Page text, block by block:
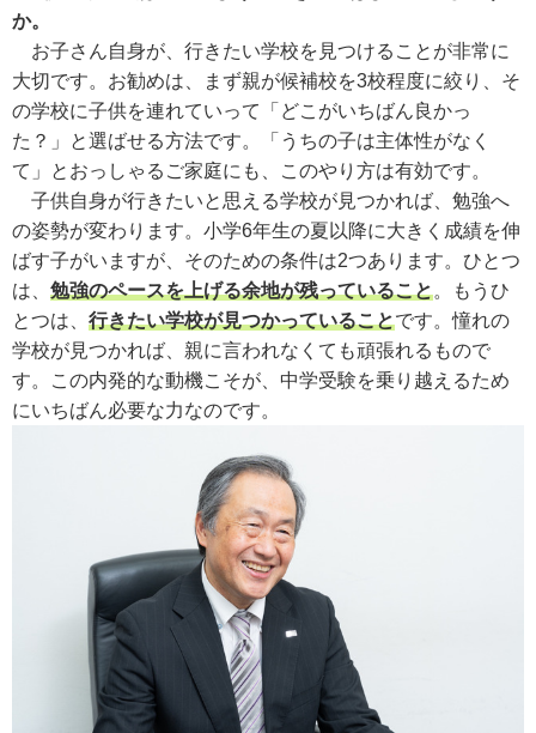
か。
お子さん自身が、行きたい学校を見つけることが非常に
大切です。お勧めは、まず親が候補校を3校程度に絞り、そ
の学校に子供を連れていって「どこがいちばん良かっ
た？」と選ばせる方法です。「うちの子は主体性がなく
て」とおっしゃるご家庭にも、このやり方は有効です。
子供自身が行きたいと思える学校が見つかれば、勉強へ
の姿勢が変わります。小学6年生の夏以降に大きく成績を伸
ばす子がいますが、そのための条件は2つあります。ひとつ
は、 勉強のペースを上げる余地が残っていること。もうひ
とつは、 行きたい学校が見つかっていることです。憧れの
学校が見つかれば、親に言われなくても頑張れるもので
す。この内発的な動機こそが、中学受験を乗り越えるため
にいちばん必要な力なのです。